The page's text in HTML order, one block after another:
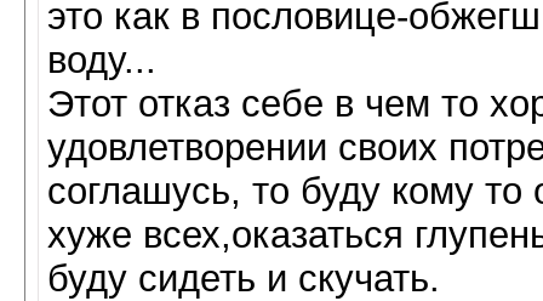
это как в пословице-
воду...
Этот отказ себе в чем то
удовлетворении своих
соглашусь, то буду кому то
хуже всех,оказаться
буду сидеть и скучать.